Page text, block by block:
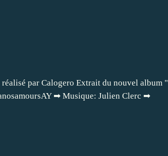
par Calogero Extrait du nouvel album "
➡ Musique: Julien Clerc ➡